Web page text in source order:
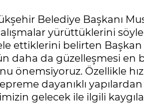
Belediye Başkanı
yürüttüklerini
ettiklerini belirten Başkan
daha da güzelleşmesi en
önemsiyoruz. Özellikle
dayanıklı yapılardan
gelecek ile ilgili